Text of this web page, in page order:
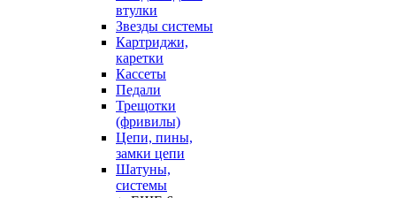
втулки
Звезды системы
Картриджи,
каретки
Кассеты
Педали
Трещотки
(фривилы)
Цепи, пины,
замки цепи
Шатуны,
системы